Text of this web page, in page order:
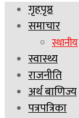
गृहपृष्ठ
समाचार
स्थानीय
स्वास्थ्य
राजनीति
अर्थ बाणिज्य
पत्रपत्रिका